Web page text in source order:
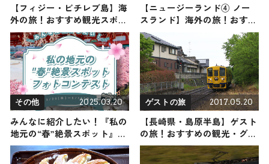
【フィジー・ビチレブ島】海
外の旅！おすすめ観光スポッ
トやグルメをリポート
【ニュージーランド④ ノー
スランド】海外の旅！おすす
め観光スポットやグルメをリ
ポート
その他 2025.03.20
みんなに紹介したい！『私の
地元の“春”絶景スポット』フ
ォトコンテスト開催・
Instagram特別企画
ゲストの旅 2017.05.20
【長崎県・島原半島】ゲスト
の旅！おすすめの観光・グル
メをご紹介